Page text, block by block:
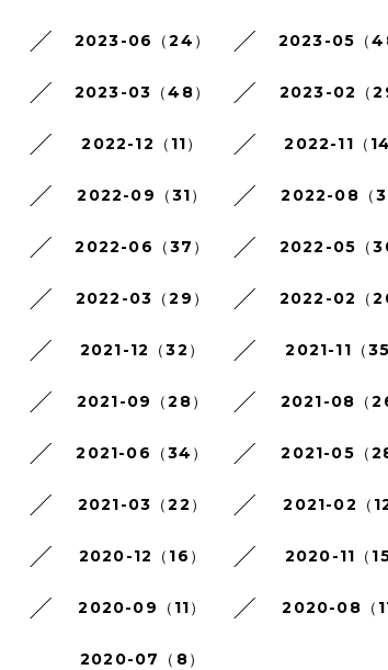
2023-06（24） 2023-05（
2023-03（48） 2023-02（
2022-12（11） 2022-11（14
2022-09（31） 2022-08（31
2022-06（37） 2022-05（
2022-03（29） 2022-02（
2021-12（32） 2021-11（35
2021-09（28） 2021-08（26
2021-06（34） 2021-05（28
2021-03（22） 2021-02（12
2020-12（16） 2020-11（15
2020-09（11） 2020-08（11
2020-07（8）